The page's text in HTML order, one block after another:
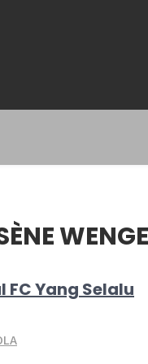
Yang Selalu